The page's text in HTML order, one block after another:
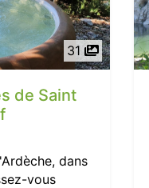
31
de Saint
dans
vous